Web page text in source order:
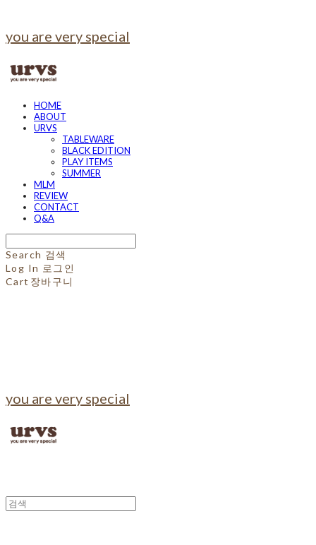
you are very special
HOME
ABOUT
URVS
TABLEWARE
BLACK EDITION
PLAY ITEMS
SUMMER
MLM
REVIEW
CONTACT
Q&A
Search 검색
Log In 로그인
Cart 장바구니
you are very special